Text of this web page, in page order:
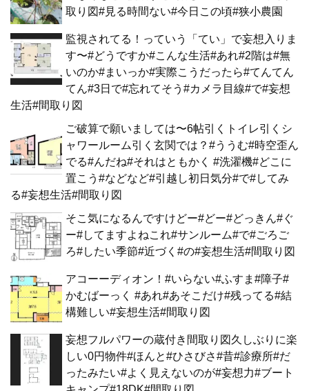
取り図#見る時間ない#今日この頃#狭小農園
監視されてる！っていう「てい」で妄想入りま
す〜#どうですか#こんな生活#あれ#2階は#無
いのか#まいっか#実際こうだったら#てんてん
てん#3日で#忘れてそう#カメラ目線#で#妄想
生活#間取り図
ご破算で願いましては〜6帖引くトイレ引くシ
ャワールーム引く玄関では？#ううむ#時空歪ん
でる#んだね#それはともかく #洗濯機#どこに
置こう#などなど#引越し初日気分#で#してみ
る#妄想生活#間取り図
そこ気になるんですけどー#どー#どっきん#ぐ
ー#してますよねこれ#サンルーム#で#ごろご
ろ#したい季節#近づく#の#妄想生活#間取り図
アコーーディオン！#いらない#ふすま#障子#
かむばーっく #あれ#あそこだけ#残ってる#結
構難しい#妄想生活#間取り図
妄想フルパワーの蔵付き間取り図久しぶりに楽
しい0円物件#ほんと#ひさびさ#昔#診療所#だ
ったみたい#よく見えないのが#妄想力#ブート